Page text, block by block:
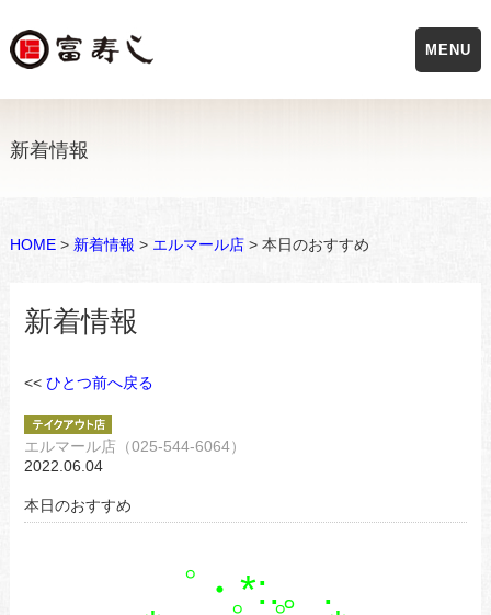
新着情報
HOME> 新着情報 > エルマール店> 本日のおすすめ
新着情報
<< ひとつ前へ戻る
エルマール店（025-544-6064）
2022.06.04
本日のおすすめ
゜・*:.。.
MENU